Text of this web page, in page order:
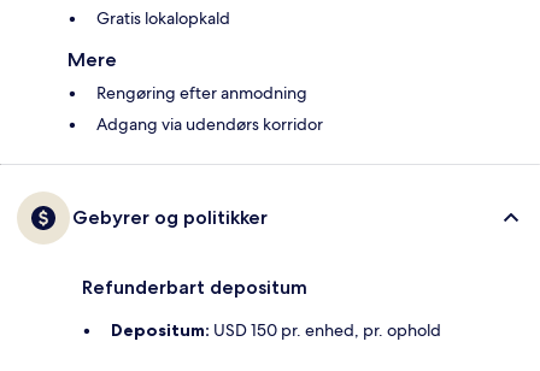
Gratis lokalopkald
Mere
Rengøring efter anmodning
Adgang via udendørs korridor
Gebyrer og politikker
Refunderbart depositum
Depositum: USD 150 pr. enhed, pr. ophold